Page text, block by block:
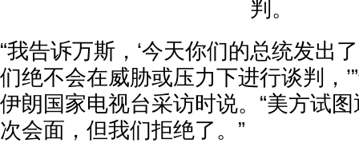
判。
“我告诉万斯，‘今天你们的总统发出
们绝不会在威胁或压力下进行谈判，
伊朗国家电视台采访时说。“美方试
次会面，但我们拒绝了。”